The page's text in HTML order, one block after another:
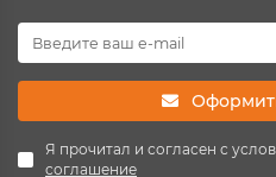
Я прочитал и согласен с
соглашение